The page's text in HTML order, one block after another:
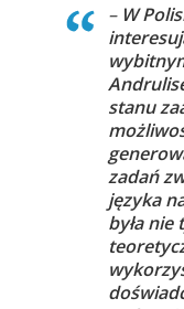
– W
stanu
zadań
języka
była nie